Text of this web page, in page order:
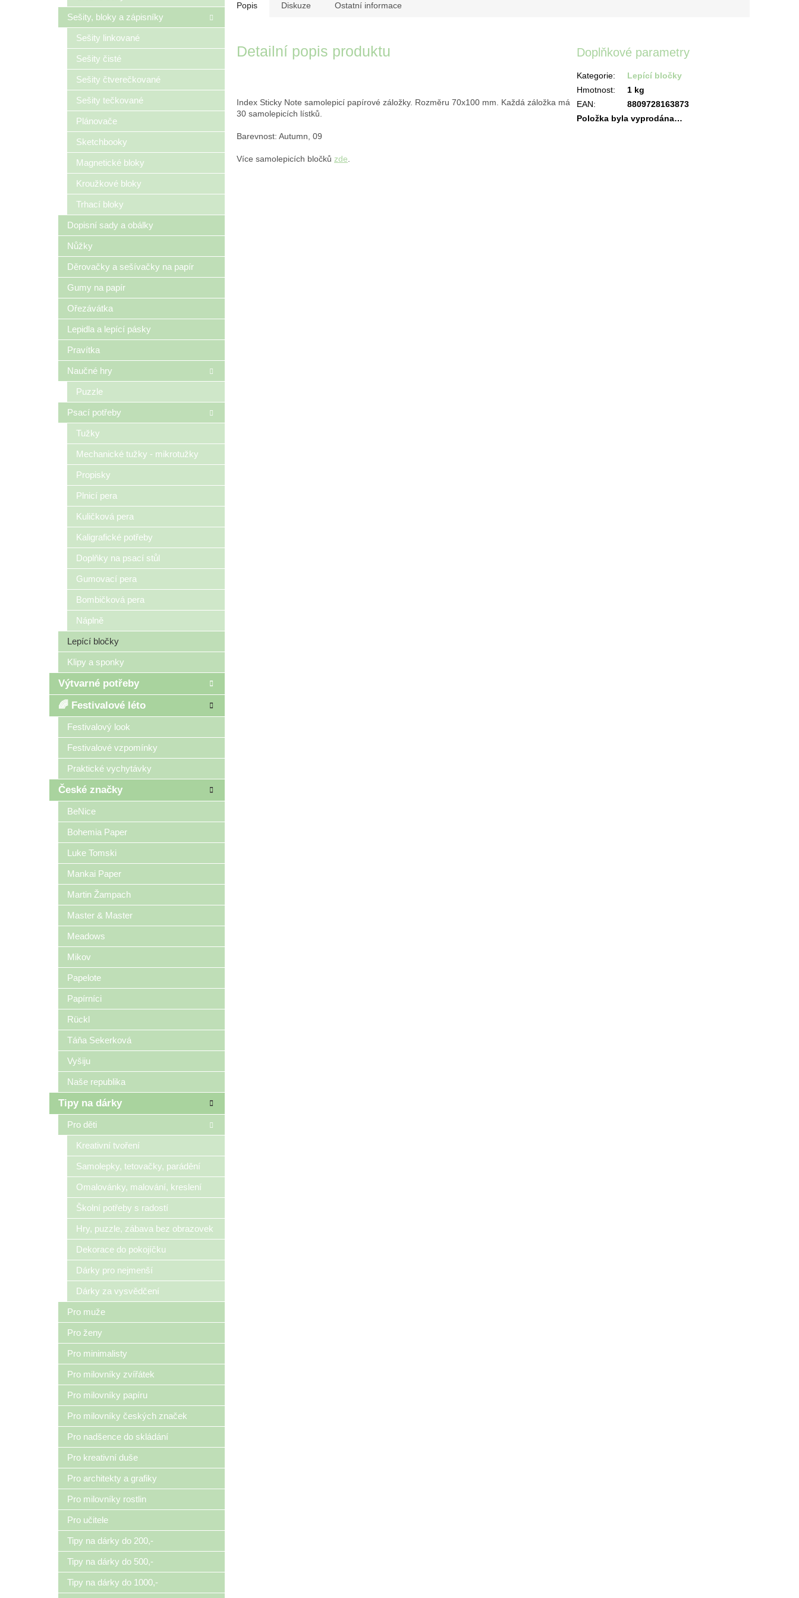
Sešity, bloky a zápisníky
Sešity linkované
Sešity čisté
Sešity čtverečkované
Sešity tečkované
Plánovače
Sketchbooky
Magnetické bloky
Kroužkové bloky
Trhací bloky
Dopisní sady a obálky
Nůžky
Děrovačky a sešívačky na papír
Gumy na papír
Ořezávátka
Lepidla a lepící pásky
Pravítka
Naučné hry
Puzzle
Psací potřeby
Tužky
Mechanické tužky - mikrotužky
Propisky
Plnicí pera
Kuličková pera
Kaligrafické potřeby
Doplňky na psací stůl
Gumovací pera
Bombičková pera
Náplně
Lepící bločky
Klipy a sponky
Výtvarné potřeby
🌈 Festivalové léto
Festivalový look
Festivalové vzpomínky
Praktické vychytávky
České značky
BeNice
Bohemia Paper
Luke Tomski
Mankai Paper
Martin Žampach
Master & Master
Meadows
Mikov
Papelote
Papírníci
Rückl
Táňa Sekerková
Vyšiju
Naše republika
Tipy na dárky
Pro děti
Kreativní tvoření
Samolepky, tetovačky, parádění
Omalovánky, malování, kreslení
Školní potřeby s radostí
Hry, puzzle, zábava bez obrazovek
Dekorace do pokojíčku
Dárky pro nejmenší
Dárky za vysvědčení
Pro muže
Pro ženy
Pro minimalisty
Pro milovníky zvířátek
Pro milovníky papíru
Pro milovníky českých značek
Pro nadšence do skládání
Pro kreativní duše
Pro architekty a grafiky
Pro milovníky rostlin
Pro učitele
Tipy na dárky do 200,-
Tipy na dárky do 500,-
Tipy na dárky do 1000,-
Popis Diskuze Ostatní informace
Detailní popis produktu
Index Sticky Note samolepicí papírové záložky. Rozměru 70x100 mm. Každá záložka má
30 samolepicích lístků.
Barevnost: Autumn, 09
Více samolepicích bločků zde
Doplňkové parametry
Kategorie:
Lepící bločky
Hmotnost:
1 kg
EAN:
8809728163873
Položka byla vyprodána…